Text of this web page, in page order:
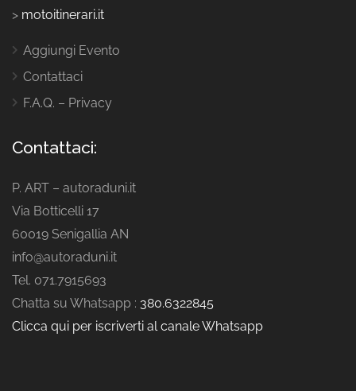
> motoitinerari.it
Aggiungi Evento
Contattaci
F.A.Q. – Privacy
Contattaci:
P. ART – autoraduni.it
Via Botticelli 17
60019 Senigallia AN
info@autoraduni.it
Tel. 071.7915693
Chatta su Whatsapp : 380.6322845
Clicca qui per iscriverti al canale Whatsapp